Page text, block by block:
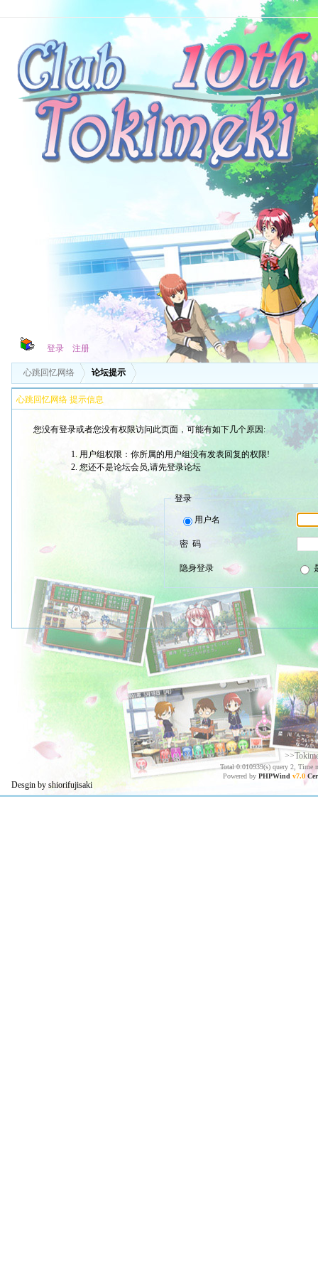
登录 注册
心跳回忆网络 论坛提示
心跳回忆网络 提示信息
您没有登录或者您没有权限访问此页面，可能有如下几个原因:
用户组权限：你所属的用户组没有发表回复的权限!
您还不是论坛会员,请先登录论坛
登录
用户名
密 码
隐身登录
Total 0.010939(s) query 2, Time
Powered by PHPWind v7.0
Desgin by shiorifujisaki